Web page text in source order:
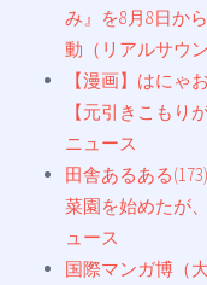
み』を8月8日か
動（リアルサウ
【漫画】はにゃ
【元引きこもり
ニュース
田舎あるある
菜園を始めたが
ュース
国際マンガ博（